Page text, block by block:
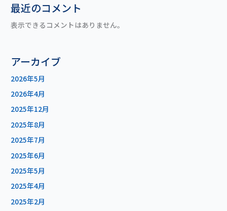
最近のコメント
表示できるコメントはありません。
アーカイブ
2026年5月
2026年4月
2025年12月
2025年8月
2025年7月
2025年6月
2025年5月
2025年4月
2025年2月